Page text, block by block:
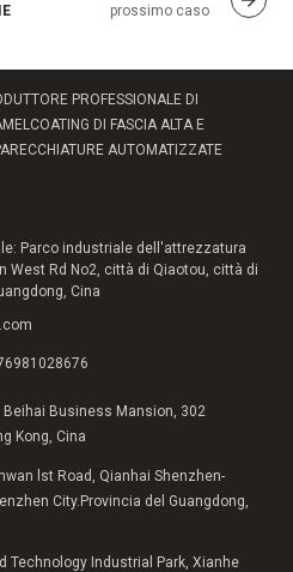
prossimo caso
PROFESSIONALE DI
DI FASCIA ALTA E
AUTOMATIZZATE
Parco industriale dell'attrezzatura
West Rd No2, città di Qiaotou, città di
Cina
Beihai Business Mansion, 302
Kong, Cina
lst Road, Qianhai Shenzhen-
City.Provincia del Guangdong,
Technology Industrial Park, Xianhe